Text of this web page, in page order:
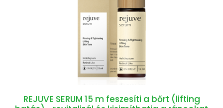
REJUVE SERUM 15 m feszesíti a bőrt (lifting